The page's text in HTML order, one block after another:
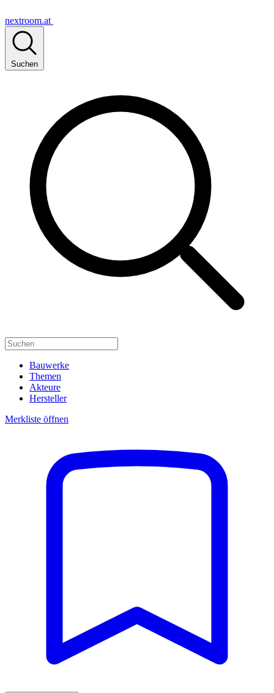
nextroom.at
Suchen
Bauwerke
Themen
Akteure
Hersteller
Merkliste öffnen